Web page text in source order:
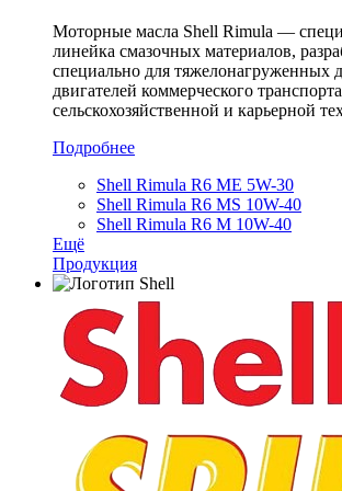
Моторные масла Shell Rimula —
линейка смазочных материалов,
специально для тяжелонагруженных
двигателей коммерческого
сельскохозяйственной и карьерной
Подробнее
Shell Rimula R6 ME 5W-30
Shell Rimula R6 MS 10W-40
Shell Rimula R6 M 10W-40
Ещё
Продукция